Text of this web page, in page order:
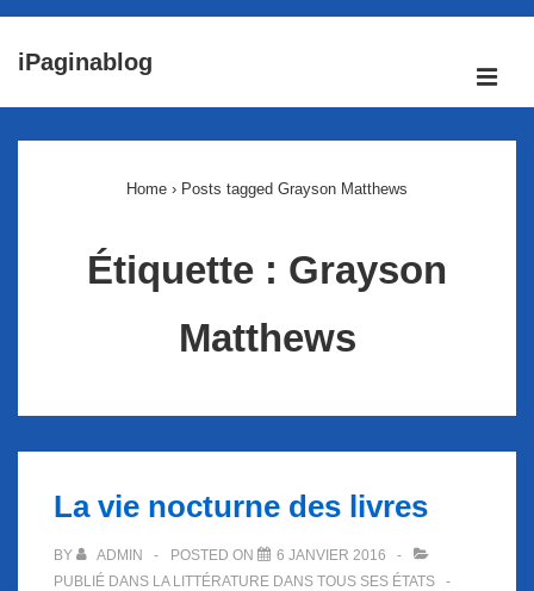
passer
iPaginablog
Home › Posts tagged Grayson Matthews
Étiquette : Grayson
Matthews
La vie nocturne des livres
BY ADMIN POSTED ON
6 JANVIER 2016
PUBLIÉ DANS LA LITTÉRATURE DANS TOUS SES ÉTATS